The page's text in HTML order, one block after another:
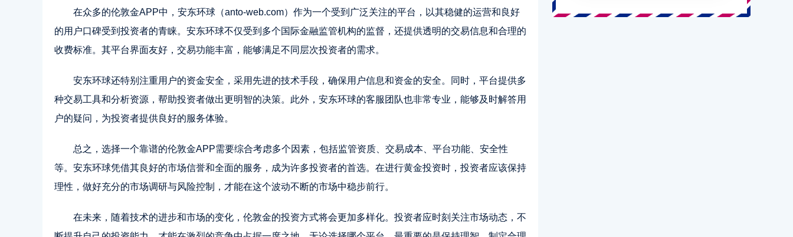
在众多的伦敦金APP中，安东环球（anto-web.com）作为一个受到广泛关注的平台，以其稳健的运营和良好
的用户口碑受到投资者的青睐。安东环球不仅受到多个国际金融监管机构的监督，还提供透明的交易信息和合理的
收费标准。其平台界面友好，交易功能丰富，能够满足不同层次投资者的需求。
安东环球还特别注重用户的资金安全，采用先进的技术手段，确保用户信息和资金的安全。同时，平台提供多
种交易工具和分析资源，帮助投资者做出更明智的决策。此外，安东环球的客服团队也非常专业，能够及时解答用
户的疑问，为投资者提供良好的服务体验。
总之，选择一个靠谱的伦敦金APP需要综合考虑多个因素，包括监管资质、交易成本、平台功能、安全性
等。安东环球凭借其良好的市场信誉和全面的服务，成为许多投资者的首选。在进行黄金投资时，投资者应该保持
理性，做好充分的市场调研与风险控制，才能在这个波动不断的市场中稳步前行。
在未来，随着技术的进步和市场的变化，伦敦金的投资方式将会更加多样化。投资者应时刻关注市场动态，不